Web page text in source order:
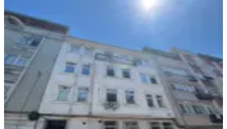
Fatih Kocamustafapaşa 19 Yıllık
Binadan Eşyalı Daire
Fatih, Koca Mustafapaşa Mahallesi
1+1· 65 m²·3. Kat·03.08.2026
36.000 ₺
Öz Anıl Emlak GayrimenkulNesime Karamuk Anıl Karamuk